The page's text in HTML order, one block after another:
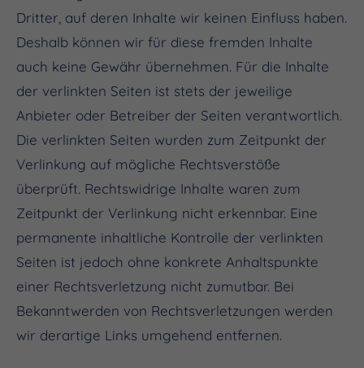
Dritter, auf deren Inhalte wir keinen Einfluss haben.
Deshalb können wir für diese fremden Inhalte
auch keine Gewähr übernehmen. Für die Inhalte
der verlinkten Seiten ist stets der jeweilige
Anbieter oder Betreiber der Seiten verantwortlich.
Die verlinkten Seiten wurden zum Zeitpunkt der
Verlinkung auf mögliche Rechtsverstöße
überprüft. Rechtswidrige Inhalte waren zum
Zeitpunkt der Verlinkung nicht erkennbar. Eine
permanente inhaltliche Kontrolle der verlinkten
Seiten ist jedoch ohne konkrete Anhaltspunkte
einer Rechtsverletzung nicht zumutbar. Bei
Bekanntwerden von Rechtsverletzungen werden
wir derartige Links umgehend entfernen.